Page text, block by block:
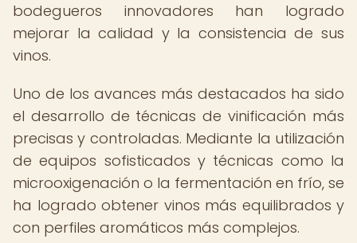
bodegueros innovadores han logrado
mejorar la calidad y la consistencia de sus
vinos.
Uno de los avances más destacados ha sido
el desarrollo de técnicas de vinificación más
precisas y controladas. Mediante la utilización
de equipos sofisticados y técnicas como la
microoxigenación o la fermentación en frío, se
ha logrado obtener vinos más equilibrados y
con perfiles aromáticos más complejos.